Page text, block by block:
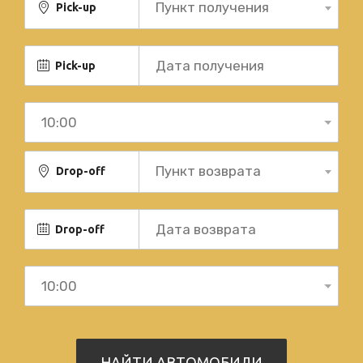
Pick-up Пункт получения
Pick-up
Drop-off Пункт возврата
Drop-off